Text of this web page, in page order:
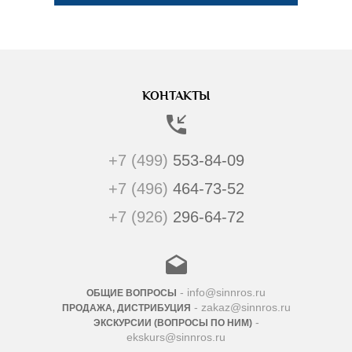
КОНТАКТЫ
+7 (499) 553-84-09
+7 (496) 464-73-52
+7 (926) 296-64-72
ОБЩИЕ ВОПРОСЫ - info@sinnros.ru
ПРОДАЖА, ДИСТРИБУЦИЯ - zakaz@sinnros.ru
ЭКСКУРСИИ (ВОПРОСЫ ПО НИМ)-
ekskurs@sinnros.ru